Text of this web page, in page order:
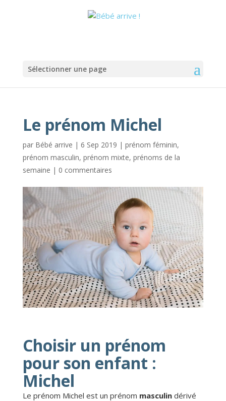
Sélectionner une page
Le prénom Michel
par Bébé arrive | 6 Sep 2019 | prénom féminin,
prénom masculin, prénom mixte, prénoms de la
semaine | 0 commentaires
Choisir un prénom
pour son enfant :
Michel
Le prénom Michel est un prénom masculindérivé